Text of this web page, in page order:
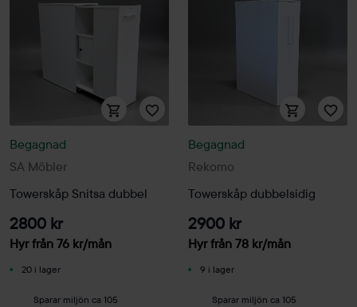
SA Möbler
Begagnad
Towerskåp Snitsa dubbel
2800 kr
Hyr från 76 kr/mån
20 i lager
Sparar miljön ca 105
Rekomo
Begagnad
Towerskåp dubbelsidig
2900 kr
Hyr från 78 kr/mån
9 i lager
Sparar miljön ca 105